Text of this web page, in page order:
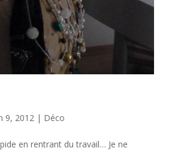
9, 2012| Déco
en rentrant du travail… Je ne